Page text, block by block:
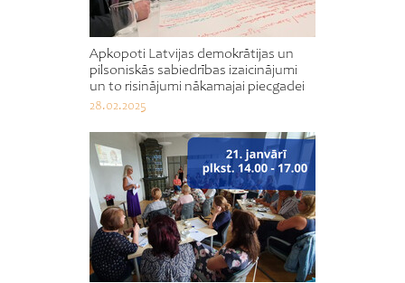
Apkopoti Latvijas demokrātijas un
pilsoniskās sabiedrības izaicinājumi
un to risinājumi nākamajai piecgadei
28.02.2025